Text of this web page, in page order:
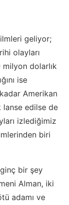
geliyor;
olayları
milyon dolarlık
ise
Amerikan
lanse edilse de
izlediğimiz
biri
bir şey
Alman, iki
adamı ve